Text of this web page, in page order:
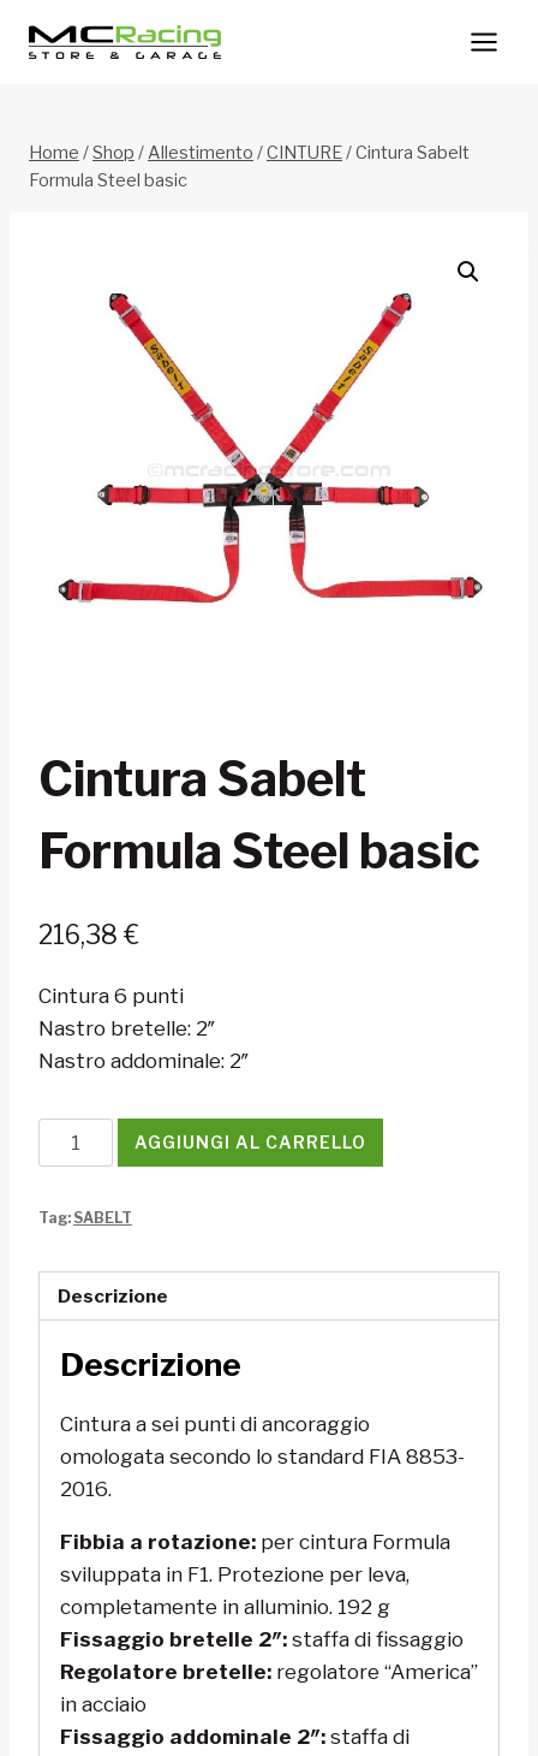
Home /Shop /Allestimento /CINTURE/Cintura Sabelt
Formula Steel basic
Cintura Sabelt
Formula Steel basic
216,38 €
Cintura 6 punti
Nastro bretelle: 2″
Nastro addominale: 2″
Cintura
Sabelt
Steel
quantità
AGGIUNGI AL CARRELLO
Tag: SABELT
Descrizione
Descrizione
Cintura a sei punti di ancoraggio
omologata secondo lo standard FIA 8853-
2016.
Fibbia a rotazione: per cintura Formula
sviluppata in F1. Protezione per leva,
completamente in alluminio. 192 g
Fissaggio bretelle 2″: staffa di fissaggio
Regolatore bretelle: regolatore “America”
in acciaio
Fissaggio addominale 2″: staffa di